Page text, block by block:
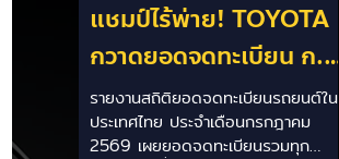
แชมป์ไร้พ่าย! TOYOTA
กวาดยอดจดทะเบียน ก.ค.
69 เฉียด 2 หมื่นคัน ครอง
แชมป์อันดับ 1 ในไทย
รายงานสถิติยอดจดทะเบียนรถยนต์ใน
ประเทศไทย ประจำเดือนกรกฎาคม
2569 เผยยอดจดทะเบียนรวมทุก